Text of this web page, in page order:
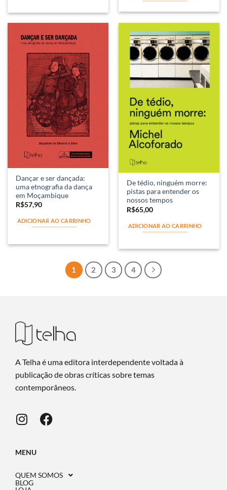
Dançar e ser dançada:
uma etnografia da dança
em Moçambique
R$57,90
ADICIONAR AO CARRINHO
De tédio, ninguém morre:
pistas para entender os
nossos tempos
R$65,00
ADICIONAR AO CARRINHO
1 2 3 4
A Telha é uma editora interdependente voltada à
publicação de obras críticas sobre temas
contemporâneos.
MENU
QUEM SOMOS
BLOG